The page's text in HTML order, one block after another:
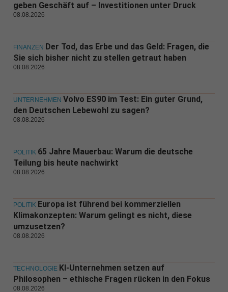
geben Geschäft auf – Investitionen unter Druck
08.08.2026
FINANZEN Der Tod, das Erbe und das Geld: Fragen, die
Sie sich bisher nicht zu stellen getraut haben
08.08.2026
UNTERNEHMEN Volvo ES90 im Test: Ein guter Grund,
den Deutschen Lebewohl zu sagen?
08.08.2026
POLITIK 65 Jahre Mauerbau: Warum die deutsche
Teilung bis heute nachwirkt
08.08.2026
POLITIK Europa ist führend bei kommerziellen
Klimakonzepten: Warum gelingt es nicht, diese
umzusetzen?
08.08.2026
TECHNOLOGIE KI-Unternehmen setzen auf
Philosophen – ethische Fragen rücken in den Fokus
08.08.2026